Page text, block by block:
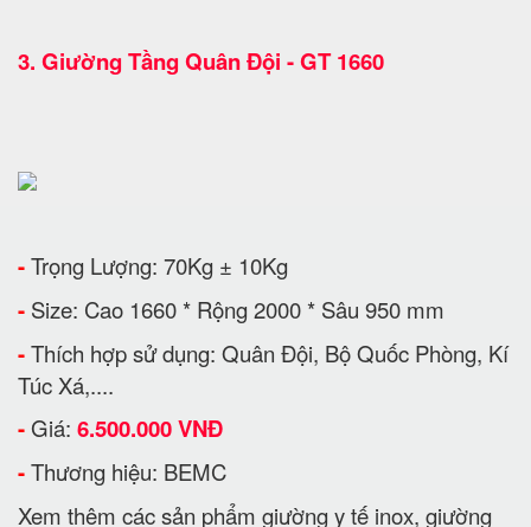
3. Giường Tầng Quân Đội - GT 1660
-Trọng Lượng: 70Kg ± 10Kg
- Size: Cao 1660 * Rộng 2000 * Sâu 950 mm
-Thích hợp sử dụng: Quân Đội, Bộ Quốc Phòng, Kí
Túc Xá,....
- Giá: 6.500.000 VNĐ
-Thương hiệu: BEMC
Xem thêm các sản phẩm giường y tế inox, giường